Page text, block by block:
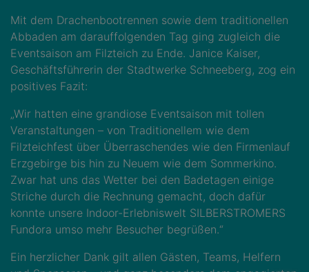
Mit dem Drachenbootrennen sowie dem traditionellen
Abbaden am darauffolgenden Tag ging zugleich die
Eventsaison am Filzteich zu Ende. Janice Kaiser,
Geschäftsführerin der Stadtwerke Schneeberg, zog ein
positives Fazit:
„Wir hatten eine grandiose Eventsaison mit tollen
Veranstaltungen – von Traditionellem wie dem
Filzteichfest über Überraschendes wie den Firmenlauf
Erzgebirge bis hin zu Neuem wie dem Sommerkino.
Zwar hat uns das Wetter bei den Badetagen einige
Striche durch die Rechnung gemacht, doch dafür
konnte unsere Indoor-Erlebniswelt SILBERSTROMERS
Fundora umso mehr Besucher begrüßen.“
Ein herzlicher Dank gilt allen Gästen, Teams, Helfern